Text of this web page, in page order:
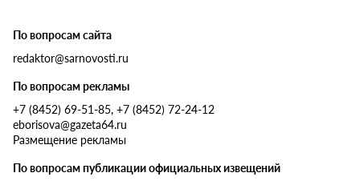
По вопросам сайта
redaktor@sarnovosti.ru
По вопросам рекламы
+7 (8452) 69-51-85, +7 (8452) 72-24-12
eborisova@gazeta64.ru
Размещение рекламы
По вопросам публикации официальных извещений